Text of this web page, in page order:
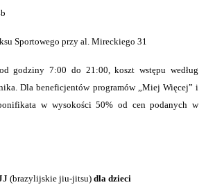
Sportowego przy al. Mireckiego 31
godziny 7:00 do 21:00, koszt wstępu według
Dla beneficjentów programów „Miej Więcej” i
w wysokości 50% od cen podanych w
(brazylijskie jiu-jitsu) dla dzieci